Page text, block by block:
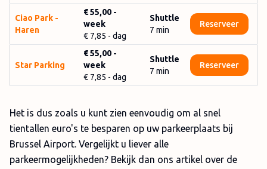
Ciao Park -
Haren
€ 55,00 -
week
€ 7,85 - dag
Shuttle
7 min
Reserveer
Star Parking
€ 55,00 -
week
€ 7,85 - dag
Shuttle
7 min
Reserveer
Het is dus zoals u kunt zien eenvoudig om al snel
tientallen euro's te besparen op uw parkeerplaats bij
Brussel Airport. Vergelijkt u liever alle
parkeermogelijkheden? Bekijk dan ons artikel over de